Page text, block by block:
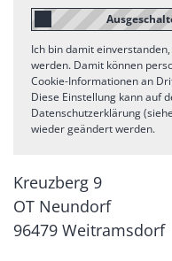
Ich bin damit
werden. Damit können
Cookie-Informationen an
Diese Einstellung kann auf
Datenschutzerklärung
wieder geändert werden.
Kreuzberg 9
OT Neundorf
96479 Weitramsdorf